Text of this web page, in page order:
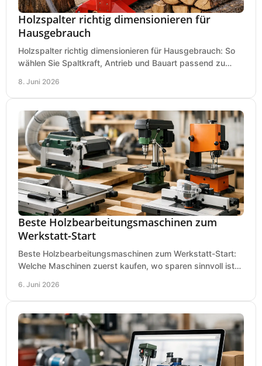
Holzspalter richtig dimensionieren für
Hausgebrauch
Holzspalter richtig dimensionieren für Hausgebrauch: So
wählen Sie Spaltkraft, Antrieb und Bauart passend zu
8. Juni 2026
Beste Holzbearbeitungsmaschinen zum
Werkstatt-Start
Beste Holzbearbeitungsmaschinen zum Werkstatt-Start:
Welche Maschinen zuerst kaufen, wo sparen sinnvoll ist
6. Juni 2026